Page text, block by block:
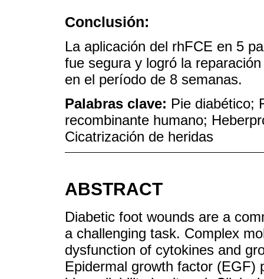
Conclusión:
La aplicación del rhFCE en 5
fue segura y logró la
en el período de 8 semanas.
Palabras clave: Pie diabético;
recombinante humano;
Cicatrización de heridas
ABSTRACT
Diabetic foot wounds are a
a challenging task. Complex
dysfunction of cytokines and
Epidermal growth factor (EGF)